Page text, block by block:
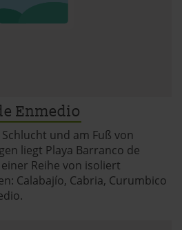
Enmedio
und am Fuß von
liegt Playa Barranco de
Reihe von isoliert
Calabajío, Cabria, Curumbico